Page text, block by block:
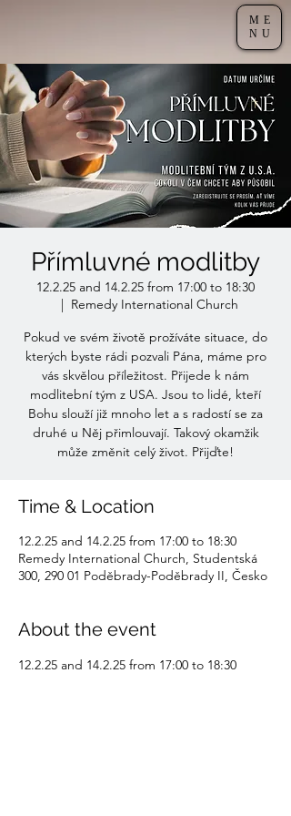
ME
NU
Přímluvné modlitby
12.2.25 and 14.2.25 from 17:00 to 18:30
  |
Remedy International Church
Pokud ve svém životě prožíváte situace, do
kterých byste rádi pozvali Pána, máme pro
vás skvělou příležitost. Přijede k nám
modlitební tým z USA. Jsou to lidé, kteří
Bohu slouží již mnoho let a s radostí se za
druhé u Něj přimlouvají. Takový okamžik
může změnit celý život. Přijďte!
Time & Location
12.2.25 and 14.2.25 from 17:00 to 18:30
Remedy International Church, Studentská
300, 290 01 Poděbrady-Poděbrady II, Česko
About the event
12.2.25 and 14.2.25 from 17:00 to 18:30